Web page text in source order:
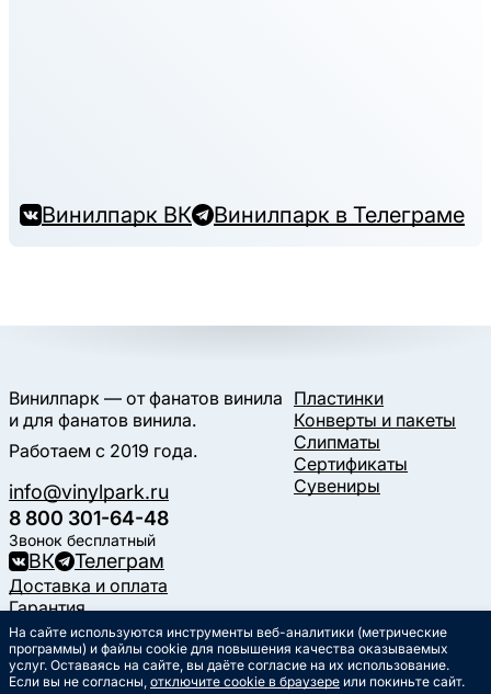
Винилпарк ВК Винилпарк в Телеграме
Винилпарк — от фанатов винила
и для фанатов винила.
Работаем с 2019 года.
info@vinylpark.ru
8 800 301-64-48
Звонок бесплатный
ВК Телеграм
Пластинки
Конверты и пакеты
Слипматы
Сертификаты
Сувениры
Доставка и оплата
Гарантия
Контакты
Статьи
Музыкальный календарь
На сайте используются инструменты веб-аналитики (метрические
программы) и файлы cookie для повышения качества оказываемых
услуг. Оставаясь на сайте, вы даёте согласие на их использование.
Если вы не согласны, отключите cookie в браузере или покиньте сайт.